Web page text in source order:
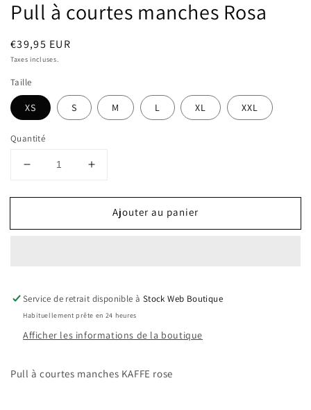
Pull à courtes manches Rosa
Prix
habituel
€39,95 EUR
Taxes incluses.
Taille
XS S M L XL XXL
Quantité
Réduire
quantité
Pull
Augmenter
quantité
Pull
Ajouter au panier
Service de retrait disponible à Stock Web Boutique
Habituellement prête en 24 heures
Afficher les informations de la boutique
Pull à courtes manches KAFFE rose